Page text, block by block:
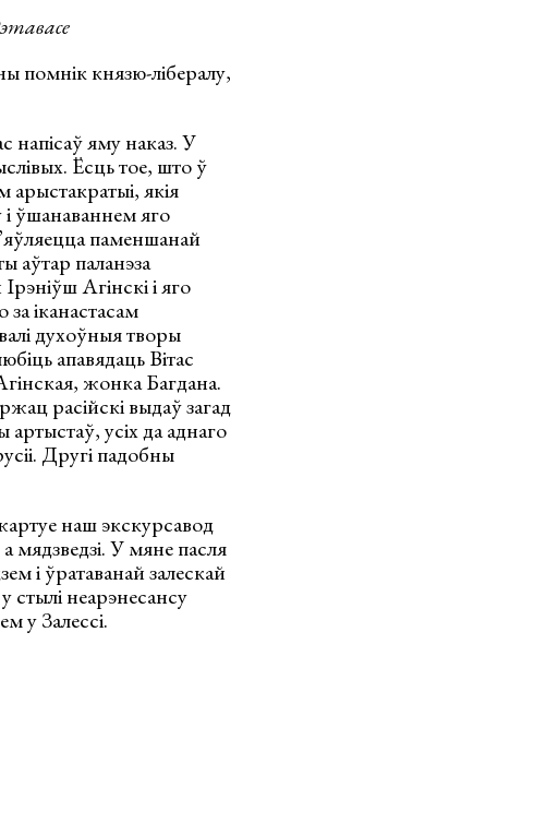
помнік князю-лібералу,
напісаў яму наказ. У
Ёсць тое, што ў
арыстакратыі, якія
і ўшанаваннем яго
паменшанай
аўтар паланэза
Агінскі і яго
іканастасам
духоўныя творы
апавядаць Вітас
жонка Багдана.
расійскі выдаў загад
артыстаў, усіх да аднаго
Другі падобны
наш экскурсавод
мядзведзі. У мяне пасля
і ўратаванай залескай
неарэнесансу
у Залессі.